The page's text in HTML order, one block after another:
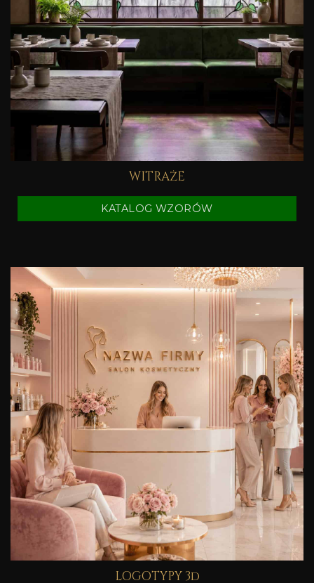
WITRAŻE
KATALOG WZORÓW
LOGOTYPY 3d